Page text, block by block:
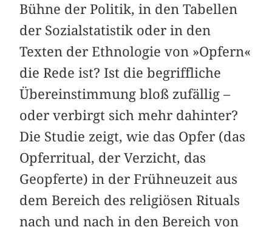
Bühne der Politik, in den Tabellen
der Sozialstatistik oder in den
Texten der Ethnologie von »Opfern«
die Rede ist? Ist die begriffliche
Übereinstimmung bloß zufällig –
oder verbirgt sich mehr dahinter?
Die Studie zeigt, wie das Opfer (das
Opferritual, der Verzicht, das
Geopferte) in der Frühneuzeit aus
dem Bereich des religiösen Rituals
nach und nach in den Bereich von